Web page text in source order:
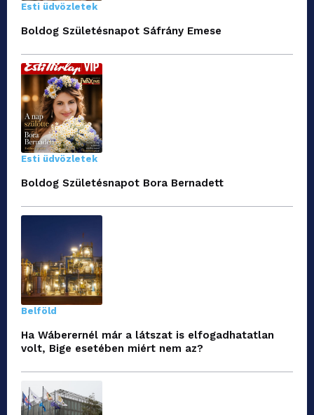
Esti üdvözletek
Boldog Születésnapot Sáfrány Emese
Esti üdvözletek
Boldog Születésnapot Bora Bernadett
Belföld
Ha Wáberernél már a látszat is elfogadhatatlan
volt, Bige esetében miért nem az?